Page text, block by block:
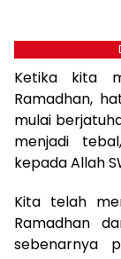
Ketika kita
Ramadhan,
mulai
menjadi
kepada Allah
Kita telah
Ramadhan
sebenarnya